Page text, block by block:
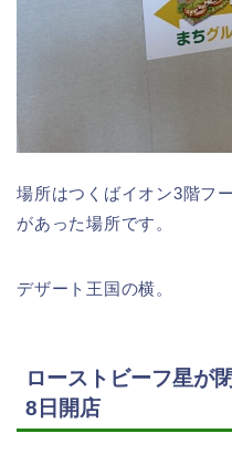
場所はつくばイオン3階フ
があった場所です。
デザート王国の横。
ローストビーフ星が
8日開店